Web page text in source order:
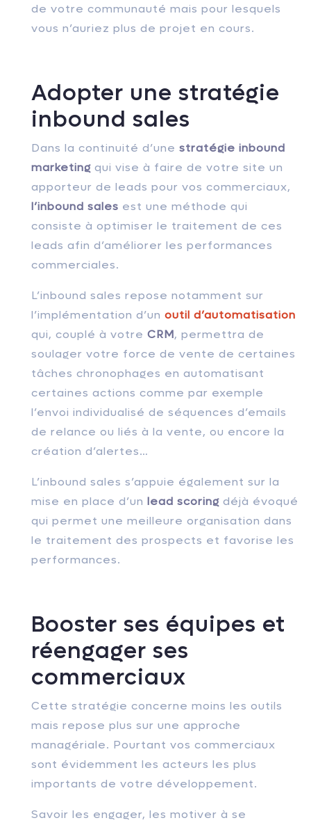
de votre communauté mais pour lesquels
vous n’auriez plus de projet en cours.
Adopter une stratégie
inbound sales
Dans la continuité d’une stratégie inbound
marketing qui vise à faire de votre site un
apporteur de leads pour vos commerciaux,
l’inbound sales est une méthode qui
consiste à optimiser le traitement de ces
leads afin d’améliorer les performances
commerciales.
L’inbound sales repose notamment sur
l’implémentation d’un outil d’automatisation
qui, couplé à votre CRM, permettra de
soulager votre force de vente de certaines
tâches chronophages en automatisant
certaines actions comme par exemple
l’envoi individualisé de séquences d’emails
de relance ou liés à la vente, ou encore la
création d’alertes…
L’inbound sales s’appuie également sur la
mise en place d’un lead scoring déjà évoqué
qui permet une meilleure organisation dans
le traitement des prospects et favorise les
performances.
Booster ses équipes et
réengager ses
commerciaux
Cette stratégie concerne moins les outils
mais repose plus sur une approche
managériale. Pourtant vos commerciaux
sont évidemment les acteurs les plus
importants de votre développement.
Savoir les engager, les motiver à se